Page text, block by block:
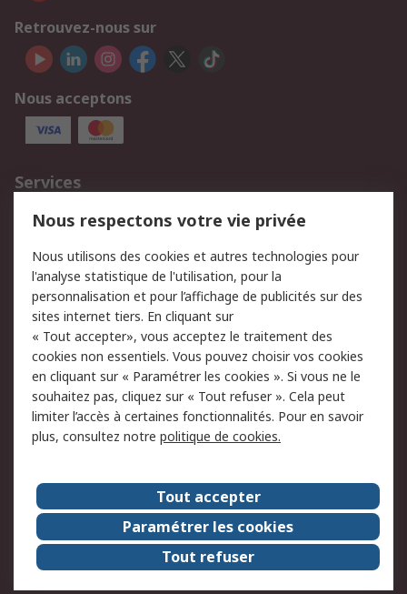
Retrouvez-nous sur
Nous acceptons
Services
750.000 produits
2.500 marques
Retours
Support technique
Track & trace
Legal
Politique de cookies
Sécurité des e-mails
Politique de protection
des données - Mise à
jour
Conditions générales
de vente
A propos de RS
Le groupe RS Group
A propos de RS
RS dans le monde
Travaillez chez RS
ESG
Nous respectons votre vie privée
Nous utilisons des cookies et autres technologies pour
l'analyse statistique de l'utilisation, pour la
personnalisation et pour l’affichage de publicités sur des
sites internet tiers. En cliquant sur
« Tout accepter», vous acceptez le traitement des
cookies non essentiels. Vous pouvez choisir vos cookies
en cliquant sur « Paramétrer les cookies ». Si vous ne le
souhaitez pas, cliquez sur « Tout refuser ». Cela peut
limiter l’accès à certaines fonctionnalités. Pour en savoir
plus, consultez notre politique de cookies.
Tout accepter
Paramétrer les cookies
Tout refuser